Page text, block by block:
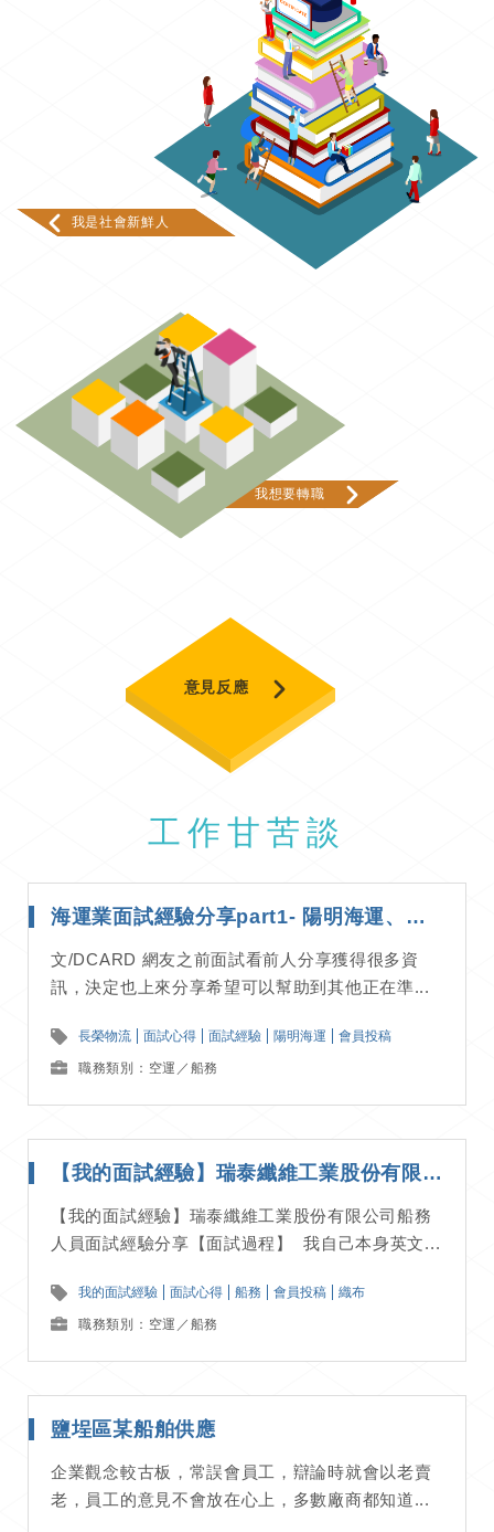
我是社會新鮮人
我想要轉職
意見反應
工作甘苦談
海運業面試經驗分享part1- 陽明海運、萬海海運、長榮物流｜面試經驗分享
文/DCARD 網友之前面試看前人分享獲得很多資
訊，決定也上來分享希望可以幫助到其他正在準...
長榮物流 面試心得 面試經驗 陽明海運 會員投稿
職務類別：空運／船務
【我的面試經驗】瑞泰纖維工業股份有限公司船務人員面試經驗分享
【我的面試經驗】瑞泰纖維工業股份有限公司船務
人員面試經驗分享【面試過程】 我自己本身英文...
我的面試經驗 面試心得 船務 會員投稿 織布
職務類別：空運／船務
鹽埕區某船舶供應
企業觀念較古板，常誤會員工，辯論時就會以老賣
老，員工的意見不會放在心上，多數廠商都知道...